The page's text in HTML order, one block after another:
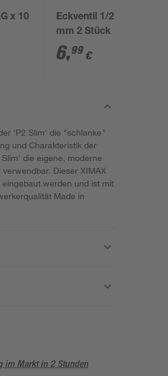
x 10
Eckventil 1/2" AG x 10
mm 2 Stück
6,99 €
'P2 Slim' die "schlanke"
und Charakteristik der
die eigene, moderne
Dieser XIMAX
werden und ist mit
Made in
im Markt in 2 Stunden